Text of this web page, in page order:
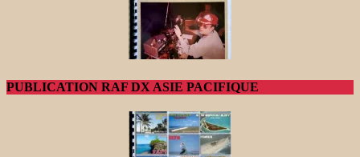
PUBLICATION RAF DX ASIE PACIFIQUE